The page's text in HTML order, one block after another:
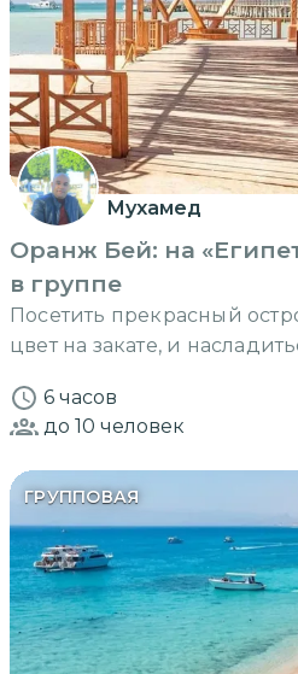
Мухамед
Оранж Бей: на
в группе
Посетить прекрасный
цвет на закате, и
6 часов
до 10 человек
ГРУППОВАЯ